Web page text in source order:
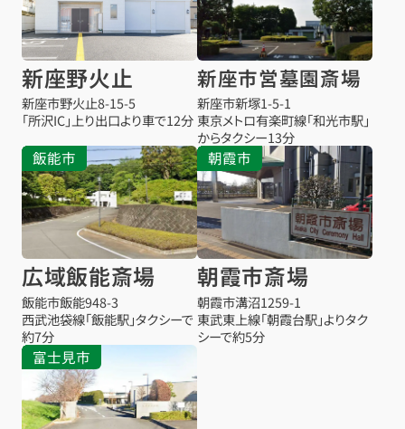
新座野火止
新座市野火止8-15-5
「所沢IC」上り出口より車で12分
新座市営墓園斎場
新座市新塚1-5-1
東京メトロ有楽町線「和光市駅」
からタクシー13分
飯能市
広域飯能斎場
飯能市飯能948-3
西武池袋線「飯能駅」タクシーで
約7分
朝霞市
朝霞市斎場
朝霞市溝沼1259-1
東武東上線「朝霞台駅」よりタク
シーで約5分
富士見市